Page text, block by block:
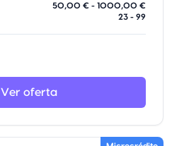
50,00 € - 1000,00 €
23 - 99
Ver oferta